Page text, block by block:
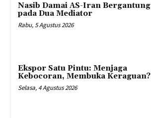
Nasib Damai AS-Iran Bergantung
pada Dua Mediator
Rabu, 5 Agustus 2026
Ekspor Satu Pintu: Menjaga
Kebocoran, Membuka Keraguan?
Selasa, 4 Agustus 2026